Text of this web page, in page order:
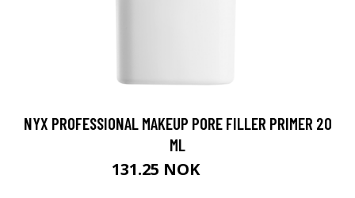
NYX PROFESSIONAL MAKEUP PORE FILLER PRIMER 20
ML
131.25 NOK